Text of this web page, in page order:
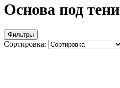
Основа под тени
Фильтры
Сортировка: